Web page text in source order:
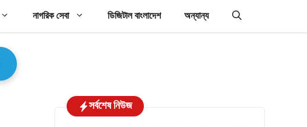
নাগরিক সেবা ডিজিটাল বাংলাদেশ অন্যান্য
সর্বশেষ নিউজ